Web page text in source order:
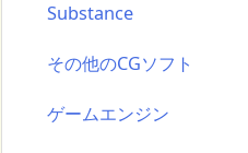
Substance
その他のCGソフト
ゲームエンジン